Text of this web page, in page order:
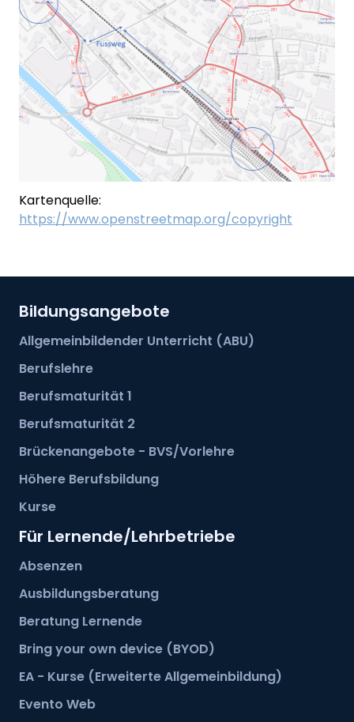
Kartenquelle:
https://www.openstreetmap.org/copyright
Bildungsangebote
Allgemeinbildender Unterricht (ABU)
Berufslehre
Berufsmaturität 1
Berufsmaturität 2
Brückenangebote - BVS/Vorlehre
Höhere Berufsbildung
Kurse
Für Lernende/Lehrbetriebe
Absenzen
Ausbildungsberatung
Beratung Lernende
Bring your own device (BYOD)
EA - Kurse (Erweiterte Allgemeinbildung)
Evento Web